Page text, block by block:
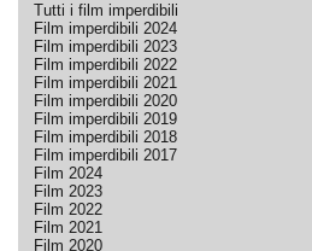
Tutti i film imperdibili
Film imperdibili 2024
Film imperdibili 2023
Film imperdibili 2022
Film imperdibili 2021
Film imperdibili 2020
Film imperdibili 2019
Film imperdibili 2018
Film imperdibili 2017
Film 2024
Film 2023
Film 2022
Film 2021
Film 2020